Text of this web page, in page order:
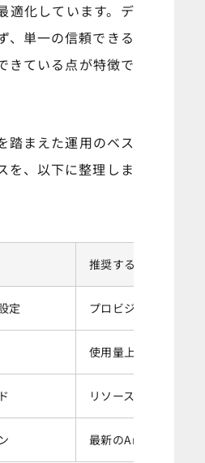
適化しています。デ
、単一の信頼できる
きている点が特徴で
踏まえた運用のベス
を、以下に整理しま
推奨する運用
定 プロビジョンドクラ
使用量上限として
リソース集約的な
最新のAmazon